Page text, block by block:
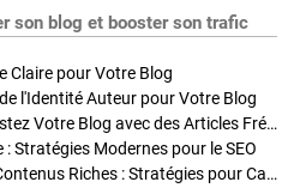
son blog et booster son trafic
Claire pour Votre Blog
l'Identité Auteur pour Votre Blog
Stratégies de Publication : Boostez Votre Blog avec des Articles Fréquents et Exclusifs
Stratégies Modernes pour le SEO
Enrichir Vos Articles avec des Contenus Riches : Stratégies pour Captiver et Optimiser